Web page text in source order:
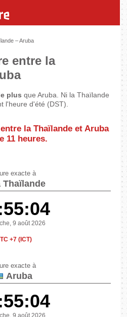
– Aruba
entre la
plus que Aruba. Ni la Thaïlande
l'heure d'été (DST).
la Thaïlande et Aruba
11 heures.
exacte à
Thaïlande
9 août 2026
+7 (ICT)
exacte à
Aruba